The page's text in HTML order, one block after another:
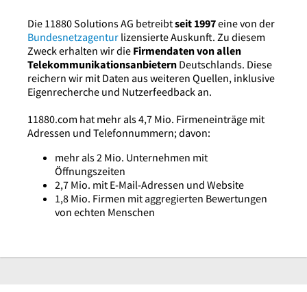
Die 11880 Solutions AG betreibtseit 1997eine von der
Bundesnetzagentur lizensierte Auskunft. Zu diesem
Zweck erhalten wir die Firmendaten von allen
Telekommunikationsanbietern Deutschlands. Diese
reichern wir mit Daten aus weiteren Quellen, inklusive
Eigenrecherche und Nutzerfeedback an.
11880.com hat mehr als 4,7 Mio. Firmeneinträge mit
Adressen und Telefonnummern; davon:
mehr als 2 Mio. Unternehmen mit
Öffnungszeiten
2,7 Mio. mit E-Mail-Adressen und Website
1,8 Mio. Firmen mit aggregierten Bewertungen
von echten Menschen